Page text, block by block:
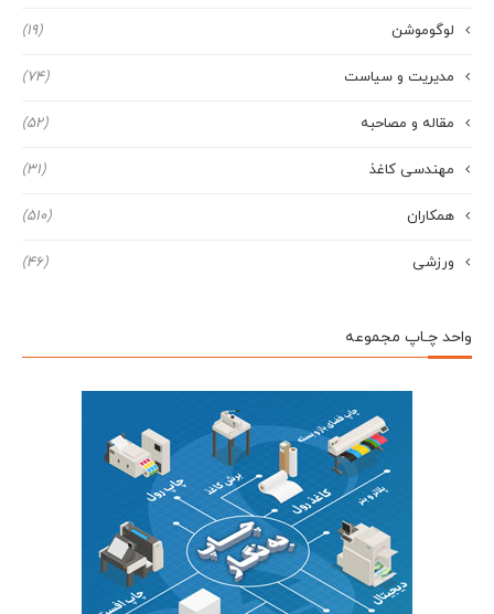
لوگوموشن (19)
مدیریت و سیاست (74)
مقاله و مصاحبه (52)
مهندسی کاغذ (31)
همکاران (510)
ورزشی (46)
واحد چـاپ مجموعه